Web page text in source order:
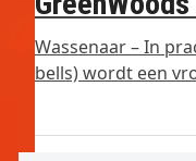
Wassenaar – In
bells) wordt een